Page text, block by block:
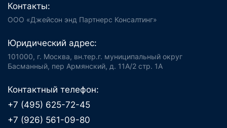
Контакты:
ООО «Джейсон энд Партнерс Консалтинг»
Юридический адрес:
101000, г. Москва, вн.тер.г. муниципальный округ
Басманный, пер Армянский, д. 11А/2 стр. 1А
Контактный телефон:
+7 (495) 625-72-45
+7 (926) 561-09-80